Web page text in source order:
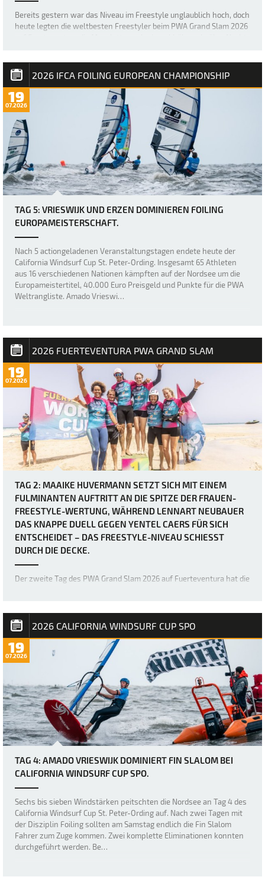
Bereits gestern war das Niveau im Freestyle unglaublich hoch, doch
heute legten die weltbesten Freestyler beim PWA Grand Slam 2026
besten Freestyl…
2026 IFCA FOILING EUROPEAN CHAMPIONSHIP
19
07.2026
TAG 5: VRIESWIJK UND ERZEN DOMINIEREN FOILING
EUROPAMEISTERSCHAFT.
Nach 5 actiongeladenen Veranstaltungstagen endete heute der
California Windsurf Cup St. Peter-Ording. Insgesamt 65 Athleten
aus 16 verschiedenen Nationen kämpften auf der Nordsee um die
Europameistertitel, 40.000 Euro Preisgeld und Punkte für die PWA
Weltrangliste. Amado Vrieswi…
2026 FUERTEVENTURA PWA GRAND SLAM
19
07.2026
TAG 2: MAAIKE HUVERMANN SETZT SICH MIT EINEM
FULMINANTEN AUFTRITT AN DIE SPITZE DER FRAUEN-
FREESTYLE-WERTUNG, WÄHREND LENNART NEUBAUER
DAS KNAPPE DUELL GEGEN YENTEL CAERS FÜR SICH
ENTSCHEIDET – DAS FREESTYLE-NIVEAU SCHIESST D
URCH DIE DECKE.
Der zweite Tag des PWA Grand Slam 2026 auf Fuerteventura hat die
Freestyle-Bereich möglich ist. Bereits gestern war das Niveau
unglaublich hoch, doch über Na…
2026 CALIFORNIA WINDSURF CUP SPO
19
07.2026
TAG 4: AMADO VRIESWIJK DOMINIERT FIN SLALOM BEI
CALIFORNIA WINDSURF CUP SPO.
Sechs bis sieben Windstärken peitschten die Nordsee an Tag 4 des
California Windsurf Cup St. Peter-Ording auf. Nach zwei Tagen mit
der Disziplin Foiling sollten am Samstag endlich die Fin Slalom
Fahrer zum Zuge kommen. Zwei komplette Eliminationen konnten
durchgeführt werden. Be…